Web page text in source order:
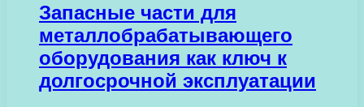
Запасные части для
металлобрабатывающего
оборудования как ключ к
долгосрочной эксплуатации